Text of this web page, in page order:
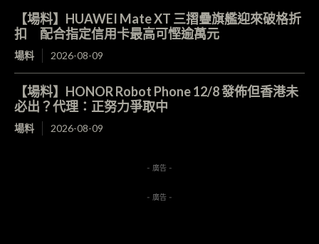
【場料】HUAWEI Mate XT 三摺疊旗艦迎來破格折
扣 配合指定信用卡最高可慳逾萬元
場料 2026-08-09
【場料】HONOR Robot Phone 12/8 發佈但香港未
必出？代理：正努力爭取中
場料 2026-08-09
- 廣告 -
- 廣告 -